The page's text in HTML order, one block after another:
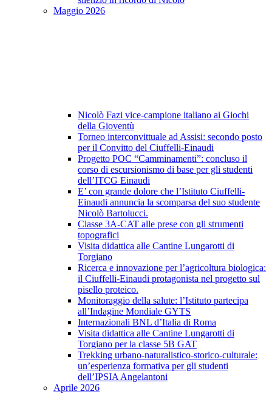
Maggio 2026
Nicolò Fazi vice-campione italiano ai Giochi
della Gioventù
Torneo interconvittuale ad Assisi: secondo posto
per il Convitto del Ciuffelli-Einaudi
Progetto POC “Camminamenti”: concluso il
corso di escursionismo di base per gli studenti
dell’ITCG Einaudi
E’ con grande dolore che l’Istituto Ciuffelli-
Einaudi annuncia la scomparsa del suo studente
Nicolò Bartolucci.
Classe 3A-CAT alle prese con gli strumenti
topografici
Visita didattica alle Cantine Lungarotti di
Torgiano
Ricerca e innovazione per l’agricoltura biologica:
il Ciuffelli-Einaudi protagonista nel progetto sul
pisello proteico.
Monitoraggio della salute: l’Istituto partecipa
all’Indagine Mondiale GYTS
Internazionali BNL d’Italia di Roma
Visita didattica alle Cantine Lungarotti di
Torgiano per la classe 5B GAT
Trekking urbano-naturalistico-storico-culturale:
un’esperienza formativa per gli studenti
dell’IPSIA Angelantoni
Aprile 2026